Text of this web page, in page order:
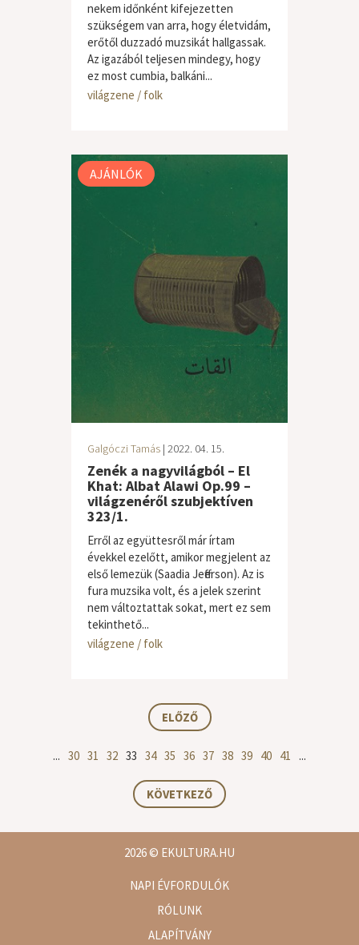
nekem időnként kifejezetten
szükségem van arra, hogy életvidám,
erőtől duzzadó muzsikát hallgassak.
Az igazából teljesen mindegy, hogy
ez most cumbia, balkáni...
világzene / folk
AJÁNLÓK
Galgóczi Tamás | 2022. 04. 15.
Zenék a nagyvilágból – El
Khat: Albat Alawi Op.99 –
világzenéről szubjektíven
323/1.
Erről az együttesről már írtam
évekkel ezelőtt, amikor megjelent az
első lemezük (Saadia Jefferson). Az is
fura muzsika volt, és a jelek szerint
nem változtattak sokat, mert ez sem
tekinthető...
világzene / folk
ELŐZŐ
... 30 31 32 33 34 35 36 37 38 39 40 41 ...
KÖVETKEZŐ
2026© EKULTURA.HU
NAPI ÉVFORDULÓK
RÓLUNK
ALAPÍTVÁNY